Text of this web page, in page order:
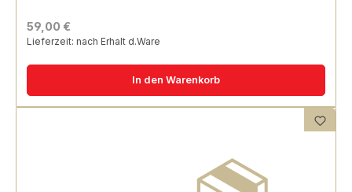
59,00 €
Lieferzeit: nach Erhalt d.Ware
In den Warenkorb